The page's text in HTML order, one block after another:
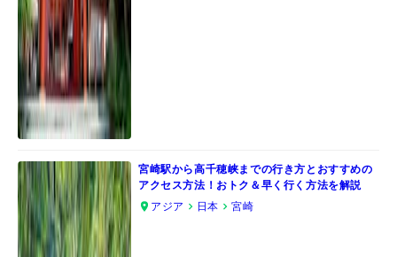
宮崎駅から高千穂峡までの行き方とおすすめの
アクセス方法！おトク＆早く行く方法を解説
アジア
日本 宮崎